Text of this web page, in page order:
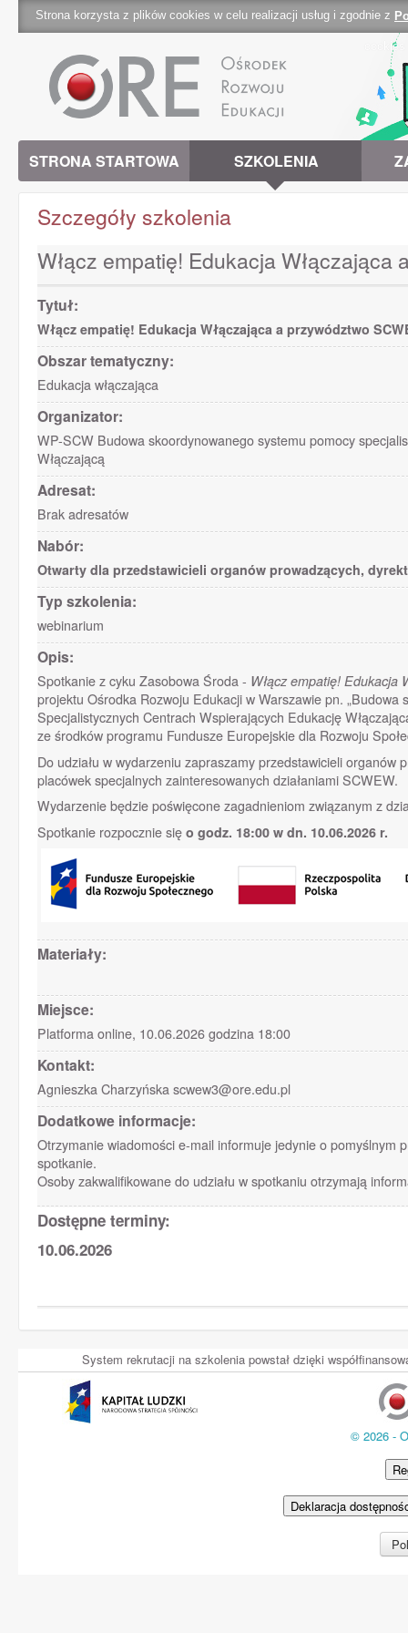
Strona korzysta z plików cookies w celu realizacji usług i zgodnie z
STRONA STARTOWA SZKOLENIA
Szczegóły szkolenia
Włącz empatię! Edukacja Włączająca
Tytuł:
Włącz empatię! Edukacja Włączająca a przywództwo
Obszar tematyczny:
Edukacja włączająca
Organizator:
WP-SCW Budowa skoordynowanego systemu pomocy
Włączającą
Adresat:
Brak adresatów
Nabór:
Otwarty dla przedstawicieli organów prowadzących,
Typ szkolenia:
webinarium
Opis:
Spotkanie z cyku Zasobowa Środa - Włącz empatię! Edukacja
projektu Ośrodka Rozwoju Edukacji w Warszawie pn.
Specjalistycznych Centrach Wspierających Edukację
ze środków programu Fundusze Europejskie dla Rozwoju
Do udziału w wydarzeniu zapraszamy przedstawicieli organów
placówek specjalnych zainteresowanych działaniami SCWEW.
Wydarzenie będzie poświęcone zagadnieniom związanym z
Spotkanie rozpocznie się o godz. 18:00 w dn. 10.06.2026 r.
Materiały:
Miejsce:
Platforma online, 10.06.2026 godzina 18:00
Kontakt:
Agnieszka Charzyńska scwew3@ore.edu.pl
Dodatkowe informacje:
Otrzymanie wiadomości e-mail informuje jedynie o pomyślnym
spotkanie.
Osoby zakwalifikowane do udziału w spotkaniu otrzymają
Dostępne terminy:
10.06.2026
System rekrutacji na szkolenia powstał dzięki
© 2026 -
Deklaracja